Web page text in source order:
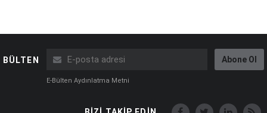
BÜLTEN Abone Ol
E-Bülten Aydınlatma Metni